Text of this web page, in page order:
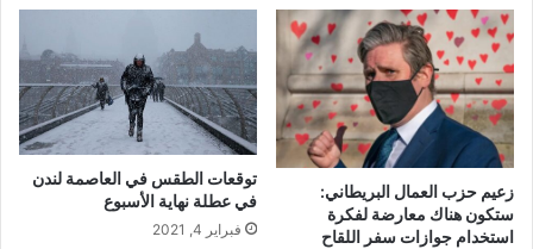
زعيم حزب العمال البريطاني:
ستكون هناك معارضة لفكرة
استخدام جوازات سفر اللقاح
توقعات الطقس في العاصمة لندن
في عطلة نهاية الأسبوع
فبراير 4, 2021